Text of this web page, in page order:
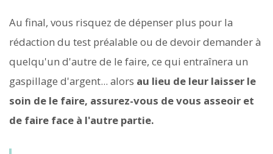
Au final, vous risquez de dépenser plus pour la
rédaction du test préalable ou de devoir demander à
quelqu'un d'autre de le faire, ce qui entraînera un
gaspillage d'argent... alors au lieu de leur laisser le
soin de le faire, assurez-vous de vous asseoir et
de faire face à l'autre partie.